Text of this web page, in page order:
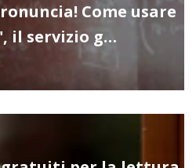
Come usare
il servizio g…